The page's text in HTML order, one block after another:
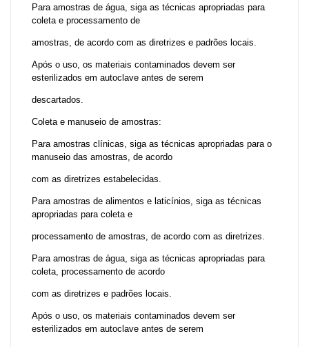
Para amostras de água, siga as técnicas apropriadas para
coleta e processamento de
amostras, de acordo com as diretrizes e padrões locais.
Após o uso, os materiais contaminados devem ser
esterilizados em autoclave antes de serem
descartados.
Coleta e manuseio de amostras:
Para amostras clínicas, siga as técnicas apropriadas para o
manuseio das amostras, de acordo
com as diretrizes estabelecidas.
Para amostras de alimentos e laticínios, siga as técnicas
apropriadas para coleta e
processamento de amostras, de acordo com as diretrizes.
Para amostras de água, siga as técnicas apropriadas para
coleta, processamento de acordo
com as diretrizes e padrões locais.
Após o uso, os materiais contaminados devem ser
esterilizados em autoclave antes de serem